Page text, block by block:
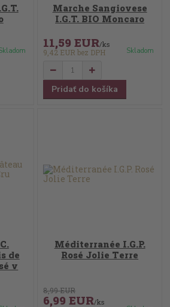
Marche Sangiovese
I.G.T. BIO Moncaro
11,59 EUR/ks
9,42 EURbez DPH Skladom
Pridať do košíka
de
v
Méditerranée I.G.P.
Rosé Jolie Terre
8,99 EUR
6,99 EUR/ks